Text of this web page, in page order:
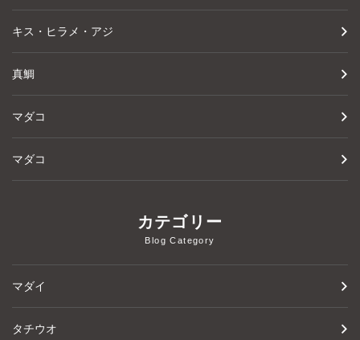
キス・ヒラメ・アジ
真鯛
マダコ
マダコ
カテゴリー
Blog Category
マダイ
タチウオ